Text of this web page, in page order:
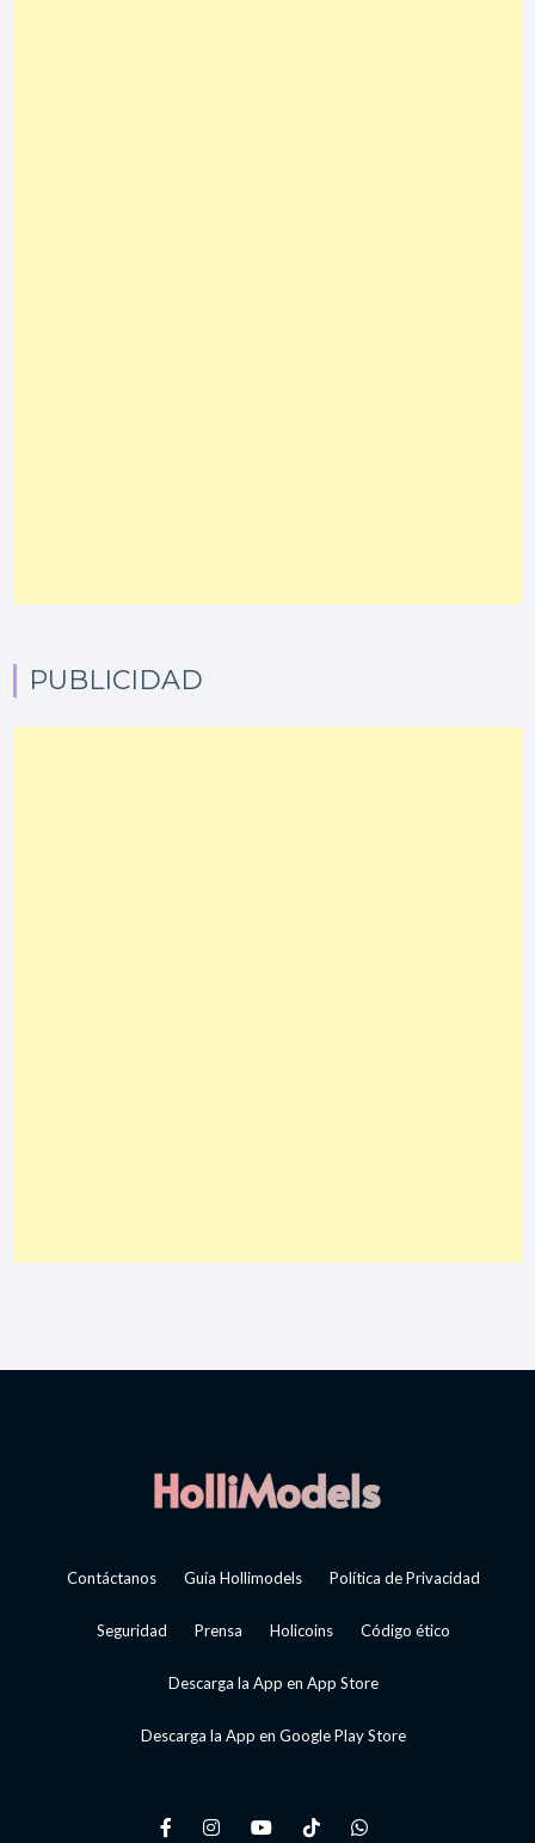
PUBLICIDAD
Contáctanos Guía Hollimodels Política de Privacidad
Seguridad Prensa Holicoins Código ético
Descarga la App en App Store
Descarga la App en Google Play Store